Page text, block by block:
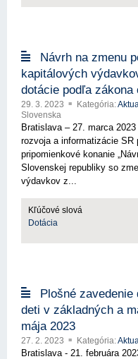
Návrh na zmenu
kapitálových
dotácie podľa zákona
29. 3. 2023 Kategória:
Slovenska
Bratislava – 27. marca
rozvoja a informatizácie SR
pripomienkové konanie
Slovenskej republiky so
výdavkov z...
Kľúčové slová
Dotácia
Plošné
deti v základných a
mája 2023
27. 2. 2023 Kategória:
Bratislava - 21. februára